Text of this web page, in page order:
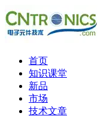
首页
知识课堂
新品
市场
技术文章